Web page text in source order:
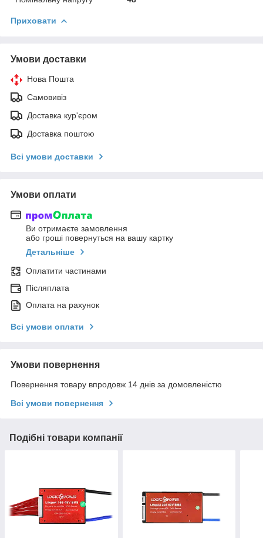
Приховати
Умови доставки
Нова Пошта
Самовивіз
Доставка кур'єром
Доставка поштою
Всі умови доставки
Умови оплати
Ви отримаєте замовлення
або гроші повернуться на вашу картку
Детальніше
Оплатити частинами
Післяплата
Оплата на рахунок
Всі умови оплати
Умови повернення
Повернення товару впродовж 14 днів за домовленістю
Всі умови повернення
Подібні товари компанії